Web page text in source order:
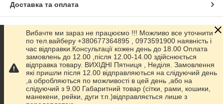
Доставка та оплата
Графік роботи
Повна версія сайту
Сайт створено на маркетплейсіProm.ua
Політика конфіденційності
Вибачте ми зараз не працюємо !!! Можливо все уточнити
по тел.вайберу +380677364895 , 0973591900 наявність і
час відправки.Консультації кожен день до 18.00 Оплата
замовлень до 12.00 ,після 12.00-14.00 здійснюється
відправка товару. ВИХІДНІ Пятниця , Неділя. Замовлення
які пришли після 12.00 відправляються на слідуючий день
,а обробляються по можливості в цей день ,або на
слідуючий з 9.00 Габаритний товар (сітки, рами, кошики,
манекени, рейки, дуги т.п.)відправляється лише з